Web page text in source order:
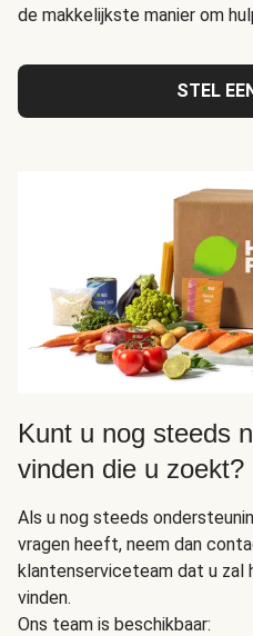
de makkelijkste manier om
STEL
Kunt u nog steeds
vinden die u zoekt?
Als u nog steeds
vragen heeft, neem dan
klantenserviceteam dat u zal
vinden.
Ons team is beschikbaar: